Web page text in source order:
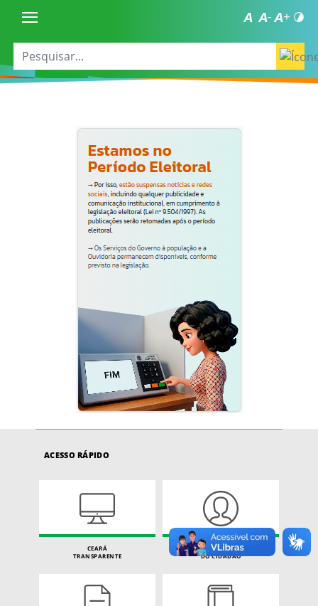
ACESSO RÁPIDO
CEARÁ
TRANSPARENTE
CARTA DE SERVIÇOS
DO CIDADÃO